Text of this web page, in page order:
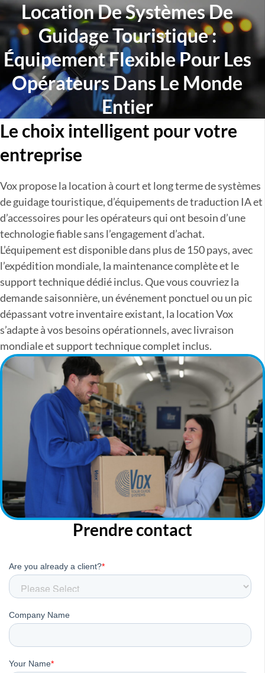
Location De Systèmes De
Guidage Touristique :
Équipement Flexible Pour Les
Opérateurs Dans Le Monde
Entier
Le choix intelligent pour votre
entreprise
Vox propose la location à court et long terme de systèmes
de guidage touristique, d’équipements de traduction IA et
d’accessoires pour les opérateurs qui ont besoin d’une
technologie fiable sans l’engagement d’achat.
L’équipement est disponible dans plus de 150 pays, avec
l’expédition mondiale, la maintenance complète et le
support technique dédié inclus. Que vous couvriez la
demande saisonnière, un événement ponctuel ou un pic
dépassant votre inventaire existant, la location Vox
s’adapte à vos besoins opérationnels, avec livraison
mondiale et support technique complet inclus.
Prendre contact